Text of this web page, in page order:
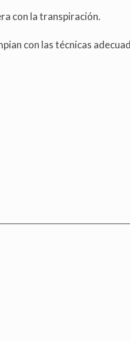
con la transpiración.
con las técnicas